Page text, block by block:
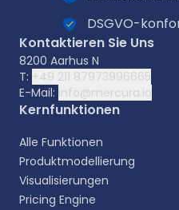
DSGVO-
Kontaktieren Sie Uns
8200 Aarhus N
T: +49 211 87973996665
E-Mail: info@mercura.io
Kernfunktionen
Alle Funktionen
Produktmodellierung
Visualisierungen
Pricing Engine